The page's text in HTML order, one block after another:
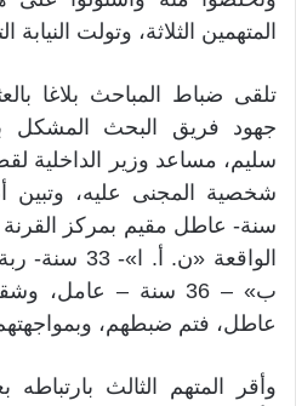
المتهمين الثلاثة، وتولت النيابة
تلقى ضباط المباحث بلاغا
جهود فريق البحث المشكل
سليم، مساعد وزير الداخلية
سنة- عاطل مقيم بمركز القرنة
الواقعة «ن.
عاطل، فتم ضبطهم، وبمواجهتهم
وأقر المتهم الثالث بارتباطه